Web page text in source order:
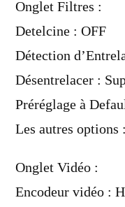
Onglet Filtres :
Detelcine : OFF
Détection
Désentrelacer :
Préréglage à
Les autres options
Onglet Vidéo :
Encodeur vidéo :